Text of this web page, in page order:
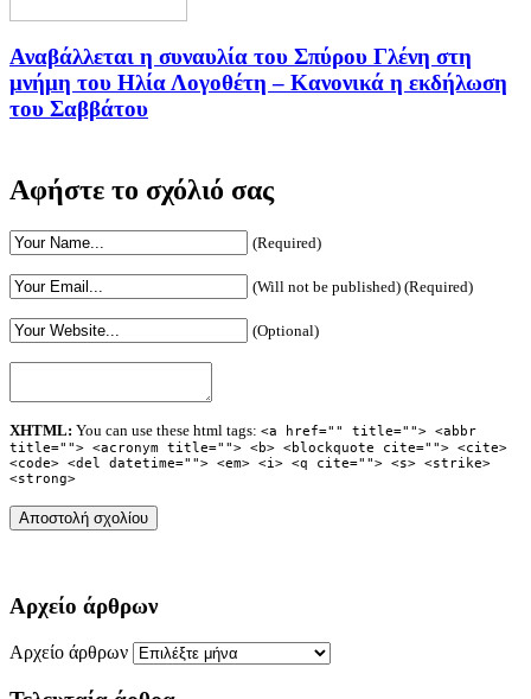
Αναβάλλεται η συναυλία του Σπύρου Γλένη στη
μνήμη του Ηλία Λογοθέτη – Κανονικά η εκδήλωση
του Σαββάτου
Αφήστε το σχόλιό σας
(Required)
(Will not be published) (Required)
(Optional)
XHTML: You can use these html tags: <a href="" title=""> <abbr
title=""> <acronym title=""> <b> <blockquote cite=""> <cite>
<code> <del datetime=""> <em> <i> <q cite=""> <s> <strike>
<strong>
Αρχείο άρθρων
Αρχείο άρθρων